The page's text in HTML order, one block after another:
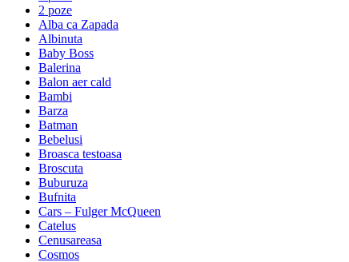
2 poze
Alba ca Zapada
Albinuta
Baby Boss
Balerina
Balon aer cald
Bambi
Barza
Batman
Bebelusi
Broasca testoasa
Broscuta
Buburuza
Bufnita
Cars – Fulger McQueen
Catelus
Cenusareasa
Cosmos